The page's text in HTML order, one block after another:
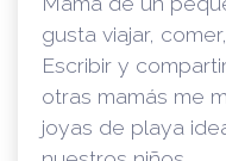
gusta viajar,
Escribir y
otras mamás me
joyas de playa